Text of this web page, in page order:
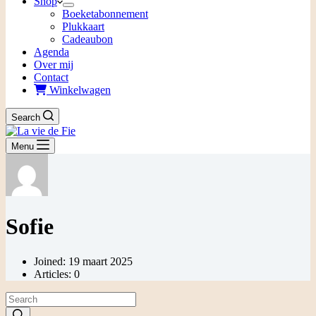
Boeketabonnement
Plukkaart
Cadeaubon
Agenda
Over mij
Contact
Winkelwagen
Search
Menu
Sofie
Joined: 19 maart 2025
Articles: 0